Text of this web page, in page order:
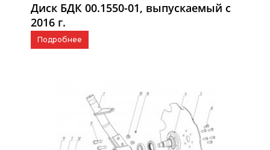
Диск БДК 00.1550-01, выпускаемый с
2016 г.
Подробнее